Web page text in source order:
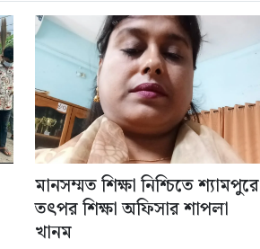
মানসম্মত শিক্ষা নিশ্চিতে শ্যামপুরে
তৎপর শিক্ষা অফিসার শাপলা
খানম